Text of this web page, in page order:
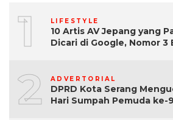
1 LIFESTYLE
10 Artis AV Jepang yang
Dicari di Google, Nomor 3
2 ADVERTORIAL
DPRD Kota Serang
Hari Sumpah Pemuda ke-